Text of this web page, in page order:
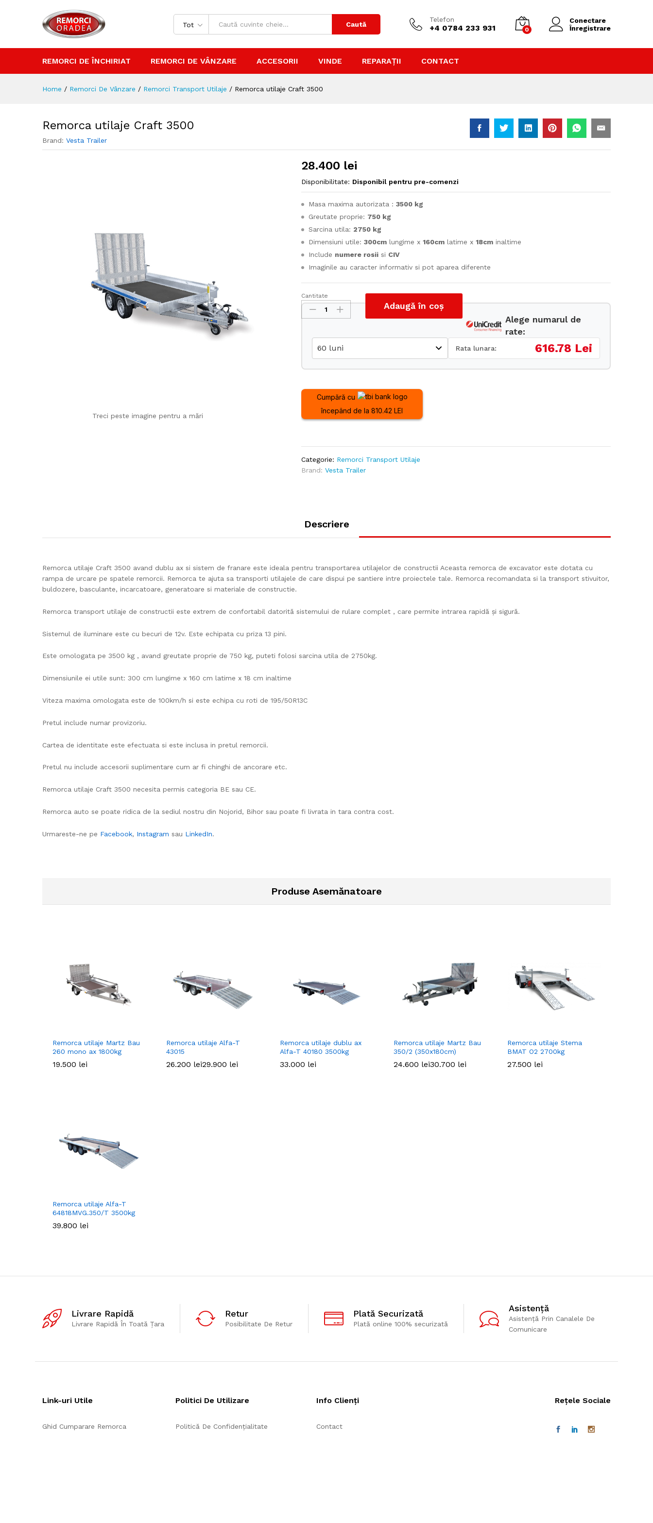
Tot Caută
Telefon
+4 0784 233 931 0
Conectare
Înregistrare
REMORCI DE ÎNCHIRIAT REMORCI DE VÂNZARE ACCESORII VINDE REPARAȚII CONTACT
Home / Remorci De Vânzare / Remorci Transport Utilaje / Remorca utilaje Craft 3500
Remorca utilaje Craft 3500
Brand: Vesta Trailer
Treci peste imagine pentru a mări
28.400 lei
Disponibilitate: Disponibil pentru pre-comenzi
Masa maxima autorizata :3500 kg
Greutate proprie: 750 kg
Sarcina utila: 2750 kg
Dimensiuni utile:300cm lungime x160cm latime x18cm inaltime
Include numere rosii si CIV
Imaginile au caracter informativ si pot aparea diferente
Remorca
utilaje
Craft
cantitate
Cantitate
Adaugă în coș
Alege numarul de
rate:
Rata lunara: 616.78 Lei
Cumpără cu
începând de la 810.42 LEI
Categorie: Remorci Transport Utilaje
Brand:Vesta Trailer
Descriere
Remorca utilaje Craft 3500 avand dublu ax si sistem de franare este ideala pentru transportarea utilajelor de constructii Aceasta remorca de excavator este dotata cu
rampa de urcare pe spatele remorcii. Remorca te ajuta sa transporti utilajele de care dispui pe santiere intre proiectele tale. Remorca recomandata si la transport stivuitor,
buldozere, basculante, incarcatoare, generatoare si materiale de constructie.
Remorca transport utilaje de constructii este extrem de confortabil datorită sistemului de rulare complet , care permite intrarea rapidă și sigură.
Sistemul de iluminare este cu becuri de 12v. Este echipata cu priza 13 pini.
Este omologata pe 3500 kg , avand greutate proprie de 750 kg, puteti folosi sarcina utila de 2750kg.
Dimensiunile ei utile sunt: 300 cm lungime x 160 cm latime x 18 cm inaltime
Viteza maxima omologata este de 100km/h si este echipa cu roti de 195/50R13C
Pretul include numar provizoriu.
Cartea de identitate este efectuata si este inclusa in pretul remorcii.
Pretul nu include accesorii suplimentare cum ar fi chinghi de ancorare etc.
Remorca utilaje Craft 3500 necesita permis categoria BE sau CE.
Remorca auto se poate ridica de la sediul nostru din Nojorid, Bihor sau poate fi livrata in tara contra cost.
Urmareste-ne pe Facebook, Instagram sau LinkedIn.
Produse Asemănatoare
Remorca utilaje Martz Bau
260 mono ax 1800kg
19.500 lei
19.500 lei
Remorca utilaje Alfa-T
43015
26.200 lei29.900 lei
26.200 lei29.900 lei
Remorca utilaje dublu ax
Alfa-T 40180 3500kg
33.000 lei
33.000 lei
Remorca utilaje Martz Bau
350/2 (350x180cm)
24.600 lei30.700 lei
24.600 lei30.700 lei
Remorca utilaje Stema
BMAT O2 2700kg
27.500 lei
27.500 lei
Remorca utilaje Alfa-T
64818MVG.350/T 3500kg
39.800 lei
39.800 lei
Livrare Rapidă
Livrare Rapidă În Toată Țara
Retur
Posibilitate De Retur
Plată Securizată
Plată online 100% securizată
Asistență
Asistență Prin Canalele De
Comunicare
Link-uri Utile
Ghid Cumparare Remorca
Politici De Utilizare
Politică De Confidențialitate
Info Clienți
Contact
Rețele Sociale
Descriere